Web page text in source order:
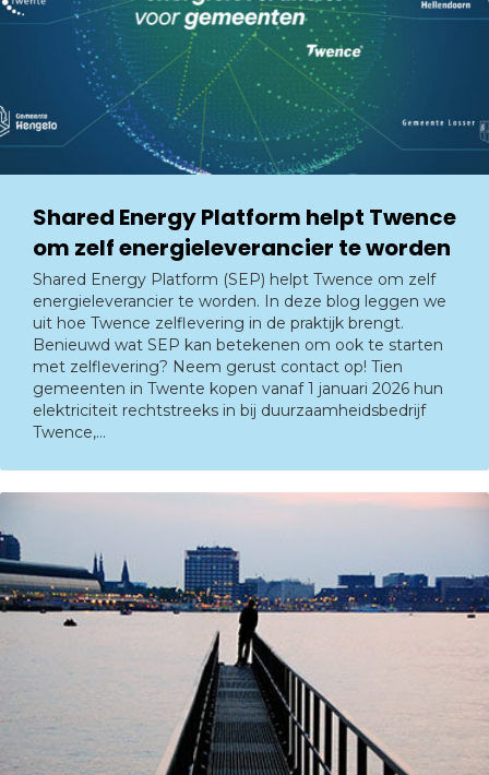
Shared Energy Platform helpt Twence
om zelf energieleverancier te worden
Shared Energy Platform (SEP) helpt Twence om zelf
energieleverancier te worden. In deze blog leggen we
uit hoe Twence zelflevering in de praktijk brengt.
Benieuwd wat SEP kan betekenen om ook te starten
met zelflevering? Neem gerust contact op! Tien
gemeenten in Twente kopen vanaf 1 januari 2026 hun
elektriciteit rechtstreeks in bij duurzaamheidsbedrijf
Twence,…